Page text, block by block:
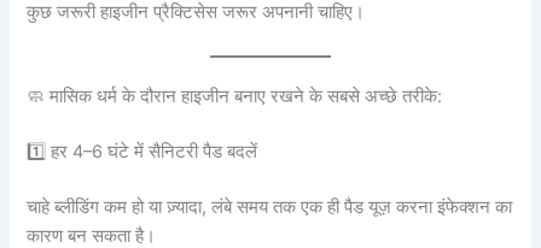
कुछ जरूरी हाइजीन प्रैक्टिसेस जरूर अपनानी चाहिए।
🧼 मासिक धर्म के दौरान हाइजीन बनाए रखने के सबसे अच्छे तरीके:
1️⃣ हर 4–6 घंटे में सैनिटरी पैड बदलें
चाहे ब्लीडिंग कम हो या ज़्यादा, लंबे समय तक एक ही पैड यूज़ करना इंफेक्शन का
कारण बन सकता है।